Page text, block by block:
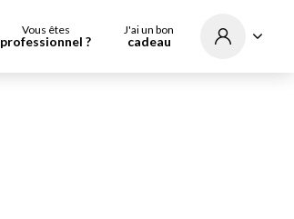
Vous êtes
professionnel ?
J'ai un bon
cadeau